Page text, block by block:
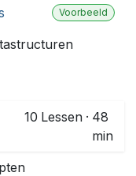
Voorbeeld
10 Lessen · 48
min